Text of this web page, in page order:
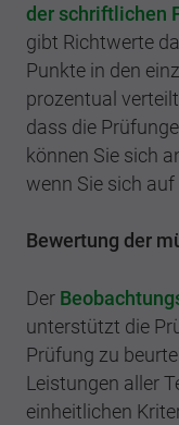
der schriftlichen
gibt Richtwerte
Punkte in den
prozentual
dass die
können Sie sich
wenn Sie sich
Bewertung der
Der
unterstützt die
Prüfung zu
Leistungen aller
einheitlichen